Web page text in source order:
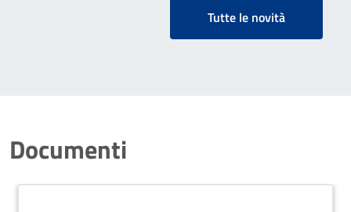
Tutte le novità
Documenti